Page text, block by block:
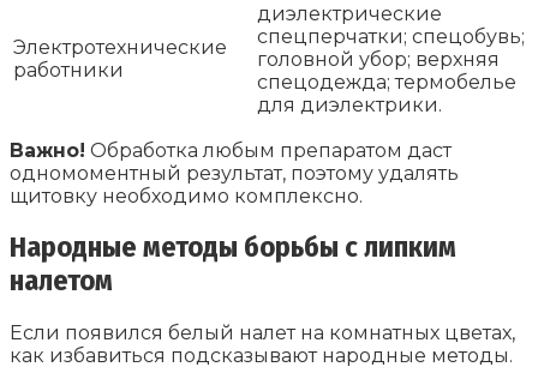
Электротехнические
работники
диэлектрические
спецперчатки; спецобувь;
головной убор; верхняя
спецодежда; термобелье
для диэлектрики.
Важно! Обработка любым препаратом даст
одномоментный результат, поэтому удалять
щитовку необходимо комплексно.
Народные методы борьбы с липким
налетом
Если появился белый налет на комнатных цветах,
как избавиться подсказывают народные методы.